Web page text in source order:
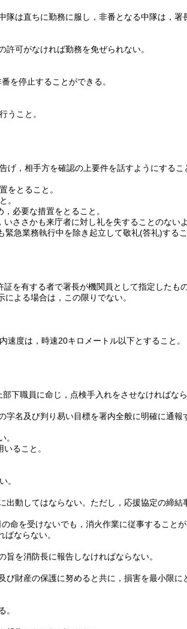
は直ちに勤務に服し，非番となる中隊は，署
可がなければ勤務を免ぜられない。
を停止することができる。
うこと。
，相手方を確認の上要件を話すようにするこ
をとること。
。
必要な措置をとること。
ささかも来庁者に対し礼を失することのない
緊急業務執行中を除き起立して敬礼(答礼)するこ
を有する者で署長が機関員として指定したも
よる場合は，この限りでない。
速度は，時速20キロメートル以下とすること。
下職員に命じ，点検手入れをさせなければなら
名及び判り易い目標を署内全般に明確に通報
。
ること。
。
動してはならない。 ただし，応援協定の締結
命を受けないでも，消火作業に従事することが
ならない。
を消防長に報告しなければならない。
財産の保護に努めると共に，損害を最小限に
。